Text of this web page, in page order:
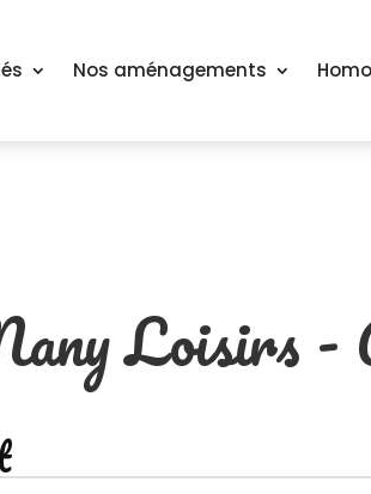
Nos aménagements
Loisirs -